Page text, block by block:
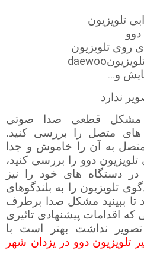
تلویزیون
روی تلویزیون
daewoo
و…
ندارد
مشکل قطعی صدا صوتی
های متصل را بررسی کنید.
به آن را خاموش و جدا
دوو را بررسی کنید،
دستگاه های خود را نیز
تلویزیون را به بلندگوهای
تا ببینید مشکل صدا برطرف
اقدامات پیشنهادی تاثیری
نداشت بهتر است با
تلویزیون دوو در یزدان شهر